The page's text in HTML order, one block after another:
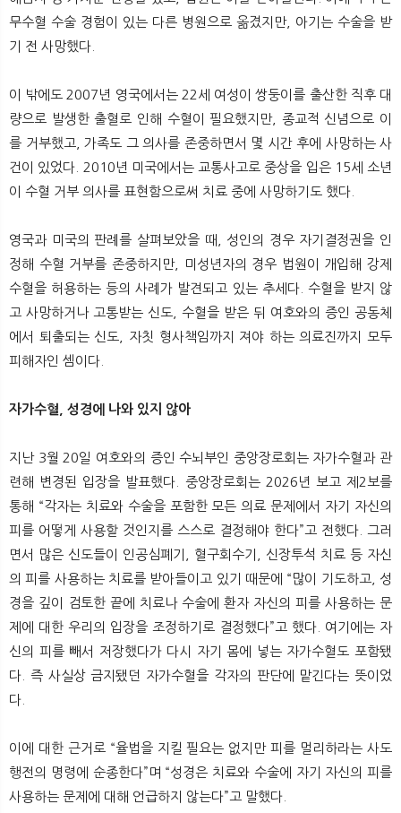
무수혈 수술 경험이 있는 다른 병원으로 옮겼지만, 아기는 수술을 받
기 전 사망했다.
이 밖에도 2007년 영국에서는 22세 여성이 쌍둥이를 출산한 직후 대
량으로 발생한 출혈로 인해 수혈이 필요했지만, 종교적 신념으로 이
를 거부했고, 가족도 그 의사를 존중하면서 몇 시간 후에 사망하는 사
건이 있었다. 2010년 미국에서는 교통사고로 중상을 입은 15세 소년
이 수혈 거부 의사를 표현함으로써 치료 중에 사망하기도 했다.
영국과 미국의 판례를 살펴보았을 때, 성인의 경우 자기결정권을 인
정해 수혈 거부를 존중하지만, 미성년자의 경우 법원이 개입해 강제
수혈을 허용하는 등의 사례가 발견되고 있는 추세다. 수혈을 받지 않
고 사망하거나 고통받는 신도, 수혈을 받은 뒤 여호와의 증인 공동체
에서 퇴출되는 신도, 자칫 형사책임까지 져야 하는 의료진까지 모두
피해자인 셈이다.
자가수혈, 성경에 나와 있지 않아
지난 3월 20일 여호와의 증인 수뇌부인 중앙장로회는 자가수혈과 관
련해 변경된 입장을 발표했다. 중앙장로회는 2026년 보고 제2보를
통해 “각자는 치료와 수술을 포함한 모든 의료 문제에서 자기 자신의
피를 어떻게 사용할 것인지를 스스로 결정해야 한다”고 전했다. 그러
면서 많은 신도들이 인공심폐기, 혈구회수기, 신장투석 치료 등 자신
의 피를 사용하는 치료를 받아들이고 있기 때문에 “많이 기도하고, 성
경을 깊이 검토한 끝에 치료나 수술에 환자 자신의 피를 사용하는 문
제에 대한 우리의 입장을 조정하기로 결정했다”고 했다. 여기에는 자
신의 피를 빼서 저장했다가 다시 자기 몸에 넣는 자가수혈도 포함됐
다. 즉 사실상 금지됐던 자가수혈을 각자의 판단에 맡긴다는 뜻이었
다.
이에 대한 근거로 “율법을 지킬 필요는 없지만 피를 멀리하라는 사도
행전의 명령에 순종한다”며 “성경은 치료와 수술에 자기 자신의 피를
사용하는 문제에 대해 언급하지 않는다”고 말했다.